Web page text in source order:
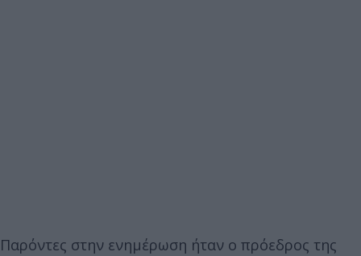
Παρόντες στην ενημέρωση ήταν ο πρόεδρος της